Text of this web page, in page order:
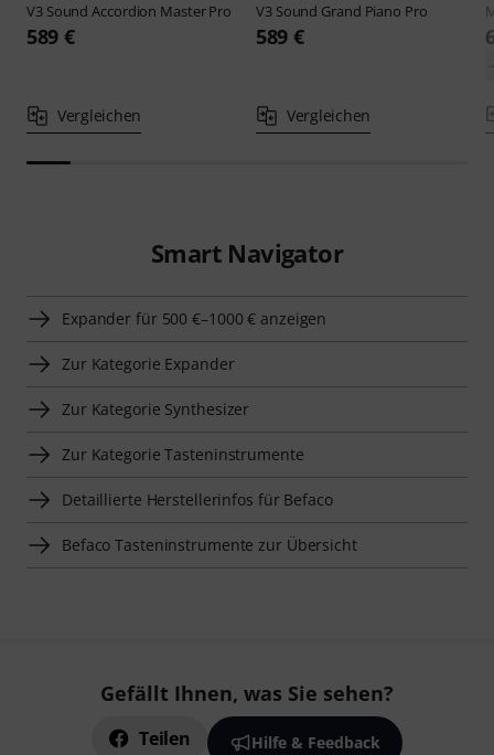
V3 SoundAccordion Master Pro
589 €
Vergleichen
V3 Sound Grand Piano Pro
589 €
Vergleichen
Smart Navigator
Expander für 500 €–1000 € anzeigen
Zur Kategorie Expander
Zur Kategorie Synthesizer
Zur Kategorie Tasteninstrumente
Detaillierte Herstellerinfos für Befaco
Befaco Tasteninstrumente zur Übersicht
Gefällt Ihnen, was Sie sehen?
Teilen Hilfe & Feedback